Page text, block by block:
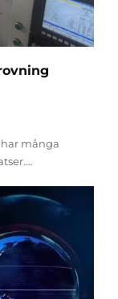
många
Denna